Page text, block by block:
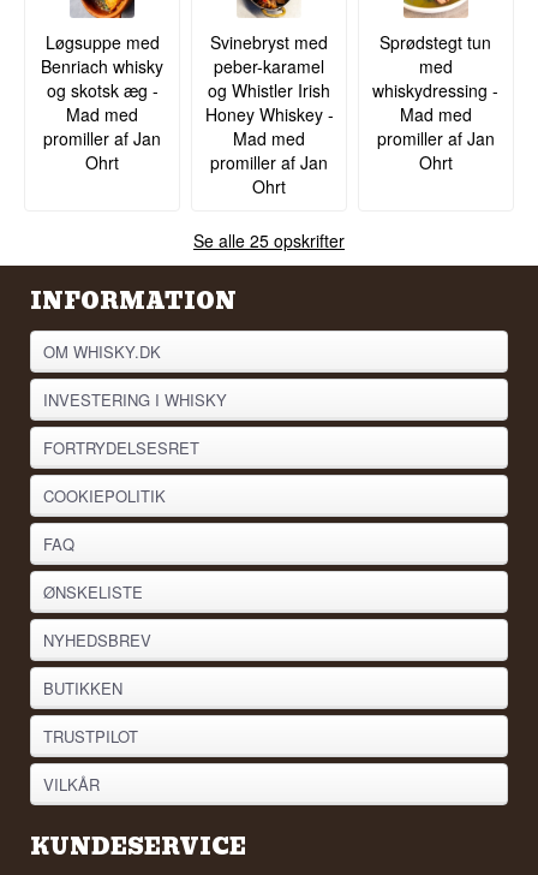
Løgsuppe med
Benriach whisky
og skotsk æg -
Mad med
promiller af Jan
Ohrt
Svinebryst med
peber-karamel
og Whistler Irish
Honey Whiskey -
Mad med
promiller af Jan
Ohrt
Sprødstegt tun
med
whiskydressing -
Mad med
promiller af Jan
Ohrt
Se alle 25 opskrifter
INFORMATION
OM WHISKY.DK
INVESTERING I WHISKY
FORTRYDELSESRET
COOKIEPOLITIK
FAQ
ØNSKELISTE
NYHEDSBREV
BUTIKKEN
TRUSTPILOT
VILKÅR
KUNDESERVICE